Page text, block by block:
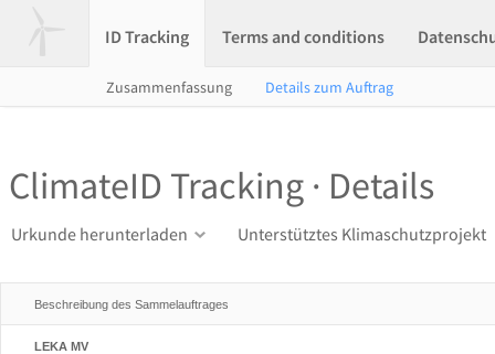
ID Tracking Terms and conditions
Zusammenfassung Details zum Auftrag
ClimateID Tracking · Details
Urkunde herunterladen Unterstütztes Klimaschutzprojekt
Beschreibung des Sammelauftrages
LEKA MV